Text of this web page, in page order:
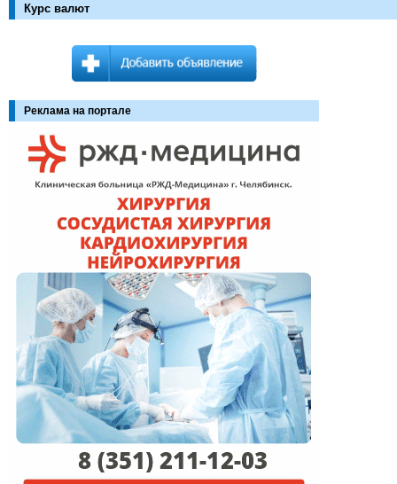
Курс валют
Реклама на портале